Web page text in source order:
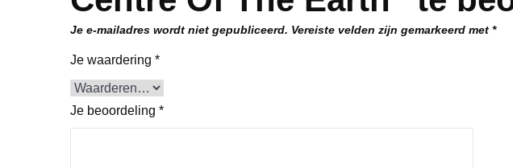
Je e-mailadres wordt niet gepubliceerd. Vereiste velden zijn gemarkeerd met *
Je waardering *
Je beoordeling *